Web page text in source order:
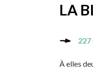
LA
À elles